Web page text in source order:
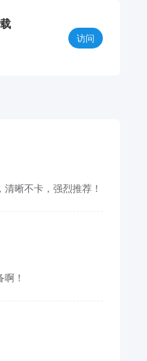
访问
晰不卡，强烈推荐！
！